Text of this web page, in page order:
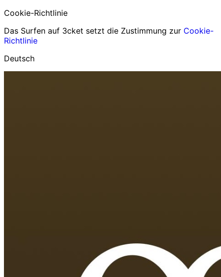
Cookie-Richtlinie
Das Surfen auf 3cket setzt die Zustimmung zur Cookie-
Richtlinie
Deutsch